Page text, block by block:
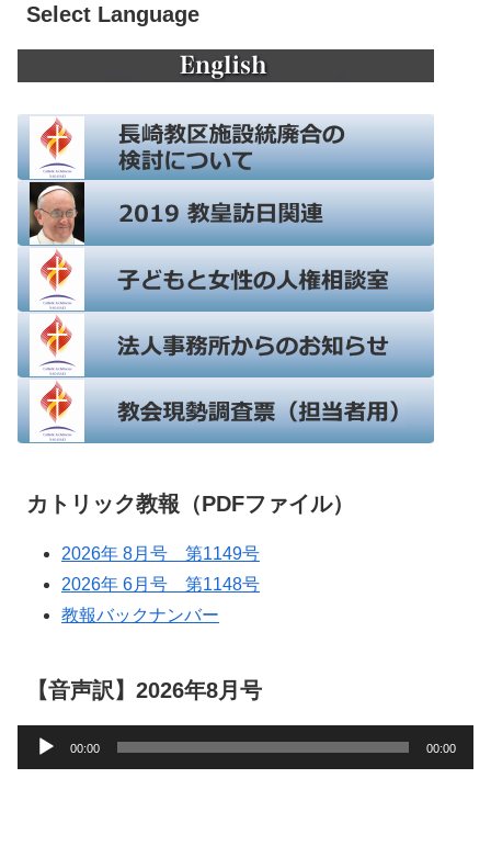
Select Language
カトリック教報（PDFファイル）
2026年 8月号 第1149号
2026年 6月号 第1148号
教報バックナンバー
【音声訳】2026年8月号
声
00:00 00:00